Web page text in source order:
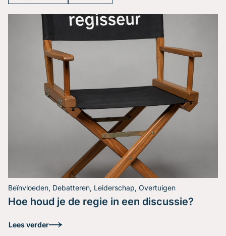
Beïnvloeden, Debatteren, Leiderschap, Overtuigen
Hoe houd je de regie in een discussie?
Lees verder